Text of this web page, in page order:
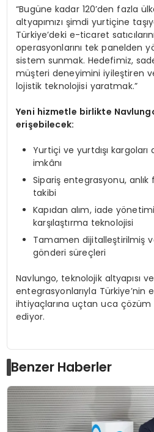
“Bugüne kadar 120’den fazla
altyapımızı şimdi yurtiçine
Türkiye’deki e-ticaret
operasyonlarını tek panelden
sistem sunmak. Hedefimiz,
müşteri deneyimini iyileştiren
lojistik teknolojisi yaratmak.”
Yeni hizmetle birlikte
erişebilecek:
Yurtiçi ve yurtdışı
imkânı
Sipariş entegrasyonu,
takibi
Kapıdan alım, iade yönetimi
karşılaştırma teknolojisi
Tamamen dijitalleştirilmiş
gönderi süreçleri
Navlungo, teknolojik altyapısı ve
entegrasyonlarıyla Türkiye’nin
ihtiyaçlarına uçtan uca
ediyor.
Benzer Haberler